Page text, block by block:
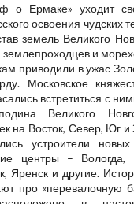
о Ермаке» уходит
освоения чудских
земель Великого
землепроходцев и
приводили в ужас
Московское
встретиться с
Великого
на Восток, Север, Юг
устроители
центры – Вологда,
Яренск и другие.
про «перевалочную